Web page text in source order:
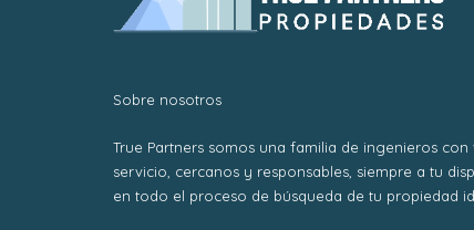
Sobre nosotros
True Partners somos una familia de ingenieros
servicio, cercanos y responsables, siempre a tu
en todo el proceso de búsqueda de tu propiedad